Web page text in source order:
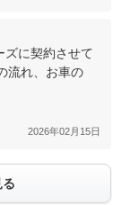
に契約させて
流れ、お車の
2026年02月15日